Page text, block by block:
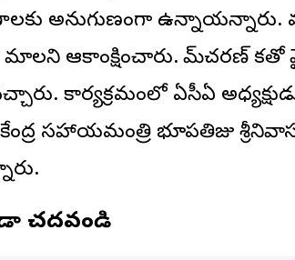
అనుగుణంగా ఉన్నాయన్నారు.
ఆకాంక్షించారు. రామ్‌చరణ్
కార్యక్రమంలో ఏసీఏ
సహాయమంత్రి భూపతిరాజు
చదవండి